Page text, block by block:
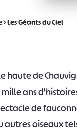
>Les Géants du Ciel
haute de
mille ans
de
autres oiseaux